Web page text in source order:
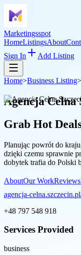
Marketingsspot
HomeListingsAbout
Sign In
Add Listing
Home>Business Listing>
Agencja Celna
Grab Hot
Planując powrót do
dzięki czemu sprawnie
dobytek trafia do Polski
AboutOur WorkReviews
agencja-
+48 797 548 918
Services Provided
business